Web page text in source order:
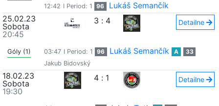
12:42 I Period: 1 96
Lukáš Semančík
25.02.23
Sobota
20:45
3 : 4 Detailne
Góly (1) 03:47 I Period: 1 96 Lukáš Semančík A
33
Jakub Bidovský
18.02.23
Sobota
19:30
4 : 1 Detailne